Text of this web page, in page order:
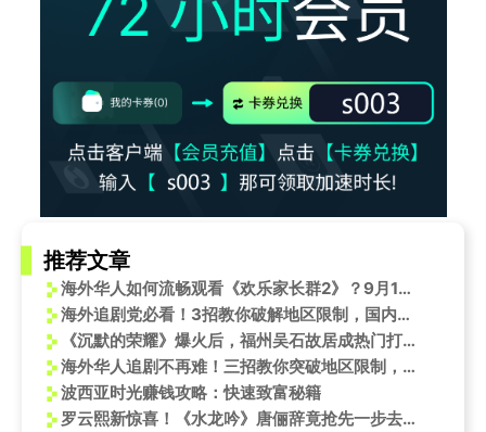
推荐文章
海外华人如何流畅观看《欢乐家长群2》？9月15日开播时间与独家观看指南
海外追剧党必看！3招教你破解地区限制，国内热播剧不再错过
《沉默的荣耀》爆火后，福州吴石故居成热门打卡地！游客为何蜂拥而至？
海外华人追剧不再难！三招教你突破地区限制，畅享国内热门影视综艺
波西亚时光赚钱攻略：快速致富秘籍
罗云熙新惊喜！《水龙吟》唐俪辞竟抢先一步去了布达拉宫？